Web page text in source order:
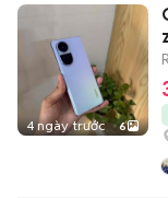
4 ngày trước 6